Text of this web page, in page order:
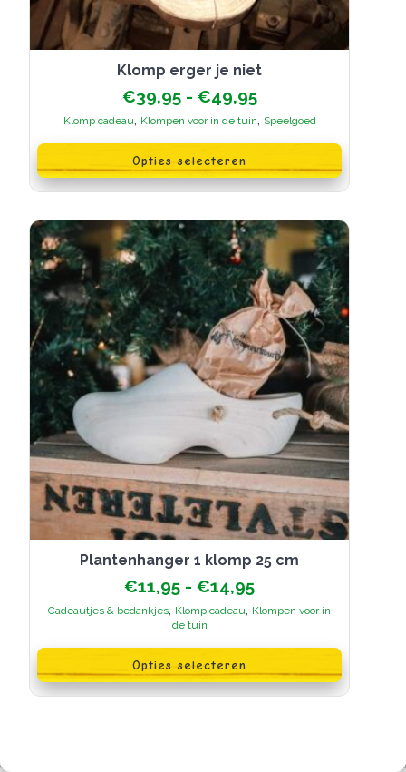
Klomp erger je niet
€39,95 - €49,95Prijsklasse:
€39,95
tot
€49,95
Klomp cadeau, Klompen voor in de tuin, Speelgoed
Opties selecteren
product
heeft
meerdere
variaties.
optie
kan
gekozen
worden
op
de
productpagina
plantenhanger 1 klomp 25 cm
€11,95 - €14,95Prijsklasse:
€11,95
tot
Cadeautjes & bedankjes, Klomp cadeau, Klompen voor in
de tuin
Opties selecteren
product
heeft
meerdere
variaties.